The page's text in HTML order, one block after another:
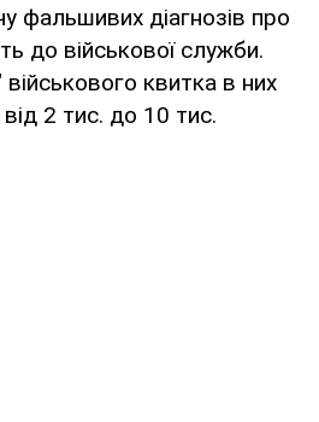
фальшивих діагнозів про
до військової служби.
квитка в них
2 тис. до 10 тис.